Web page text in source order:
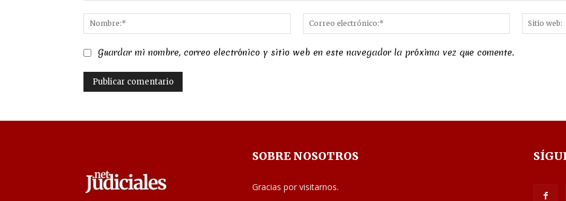
Nombre:*
Correo
electrónico:*
Guardar mi nombre, correo electrónico y sitio web en este navegador la próxima vez que comente.
SOBRE NOSOTROS
Gracias por visitarnos.